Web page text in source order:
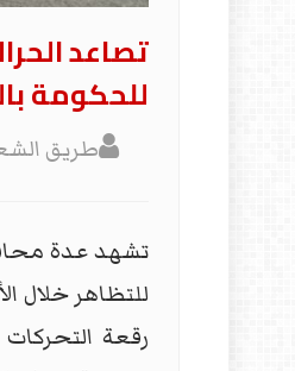
تصاعد
للحكومة
طريق
تشهد عدة
للتظاهر خلال
رقعة